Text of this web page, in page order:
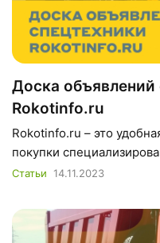
Доска объявлений
Rokotinfo.ru
Rokotinfo.ru – это
покупки
Статьи 14.11.2023